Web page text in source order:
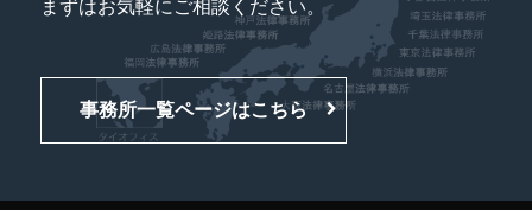
まずはお気軽にご相談ください。
事務所一覧ページはこちら